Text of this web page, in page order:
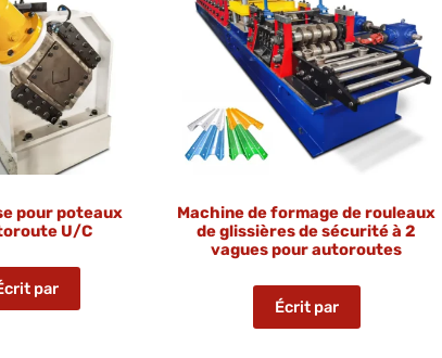
pour poteaux
U/C
par
Machine de formage de rouleaux
de glissières de sécurité à 2
vagues pour autoroutes
Écrit par